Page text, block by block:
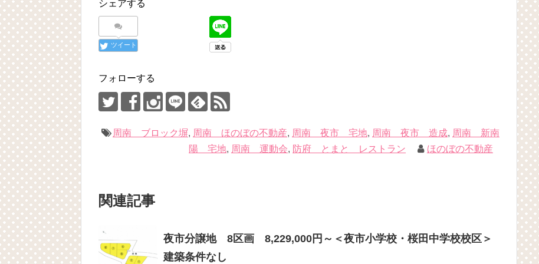
シェアする
ツイート
フォローする
周南 ブロック塀, 周南 ほのぼの不動産, 周南 夜市 宅地, 周南 夜市 造成, 周南 新南
陽 宅地, 周南 運動会, 防府 とまと レストラン ほのぼの不動産
関連記事
夜市分譲地 8区画 8,229,000円～＜夜市小学校・桜田中学校校区＞
建築条件なし